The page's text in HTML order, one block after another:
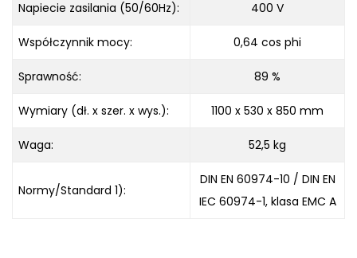
Napiecie zasilania (50/60Hz): 400 V
Współczynnik mocy: 0,64 cos phi
Sprawność: 89 %
Wymiary (dł. x szer. x wys.): 1100 x 530 x 850 mm
Waga: 52,5 kg
Normy/Standard 1):
DIN EN 60974-10 / DIN EN
IEC 60974-1, klasa EMC A